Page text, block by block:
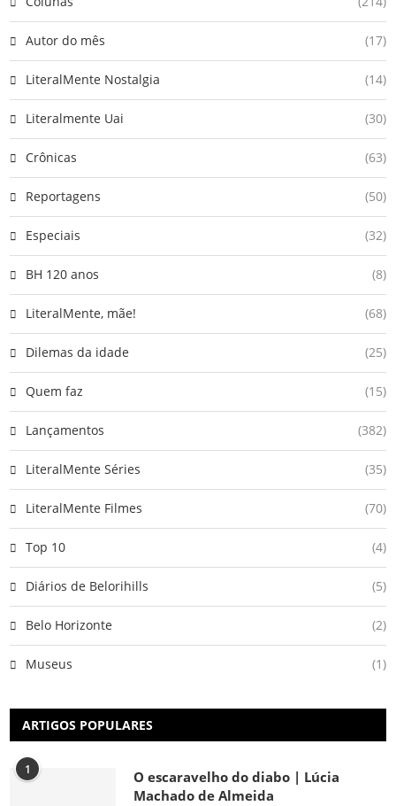
Autor do mês (17)
LiteralMente Nostalgia (14)
Literalmente Uai (30)
Crônicas (63)
Reportagens (50)
Especiais (32)
BH 120 anos (8)
LiteralMente, mãe! (68)
Dilemas da idade (25)
Quem faz (15)
Lançamentos (382)
LiteralMente Séries (35)
LiteralMente Filmes (70)
Top 10 (4)
Diários de Belorihills (5)
Belo Horizonte (2)
Museus (1)
ARTIGOS POPULARES
1
O escaravelho do diabo | Lúcia
Machado de Almeida